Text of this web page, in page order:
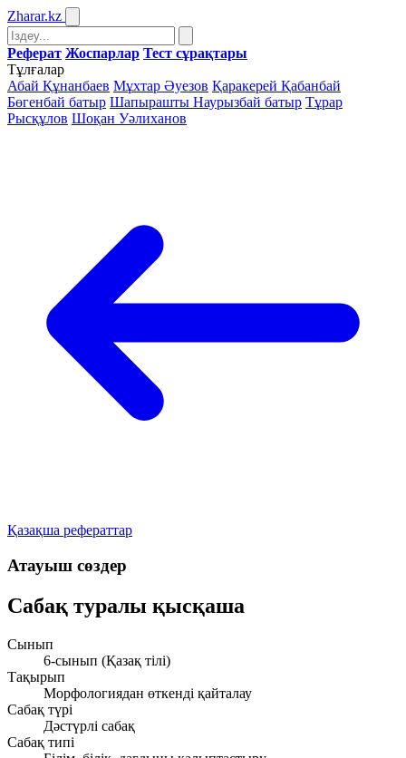
Zharar.kz
Реферат Жоспарлар Тест сұрақтары
Тұлғалар
Абай Құнанбаев Мұхтар Әуезов Қаракерей Қабанбай
Бөгенбай батыр Шапырашты Наурызбай батыр Тұрар
Рысқұлов Шоқан Уәлиханов
Қазақша рефераттар
Атауыш сөздер
Сабақ туралы қысқаша
Сынып
6-сынып (Қазақ тілі)
Тақырып
Морфологиядан өткенді қайталау
Сабақ түрі
Дәстүрлі сабақ
Сабақ типі